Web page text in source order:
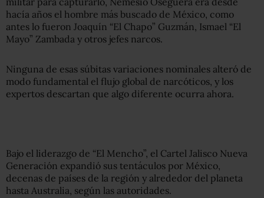
hacía años el hombre más buscado de México, como
antes lo fueron Joaquín “El Chapo” Guzmán, Ismael “El
Mayo” Zambada y otros jefes narcos.
Ninguna de esas súbitas variaciones nominales alteró de
modo fundamental el flujo global de narcóticos, y los
expertos descartan que algo diferente ocurra ahora.
Bajo el liderazgo de “El Mencho”, el Cartel Jalisco Nueva
Generación expandió sus tentáculos por México,
decenas de países de la región y alrededor del planeta
hasta Australia, según las autoridades.